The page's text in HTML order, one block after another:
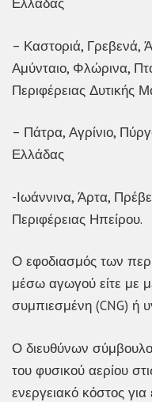
– Καστοριά, Γρεβενά,
Αμύνταιο, Φλώρινα,
Περιφέρειας Δυτικής
– Πάτρα, Αγρίνιο,
Ελλάδας
-Ιωάννινα, Άρτα,
Περιφέρειας Ηπείρου.
Ο εφοδιασμός των
μέσω αγωγού είτε με
συμπιεσμένη (CNG) ή
Ο διευθύνων
του φυσικού αερίου
ενεργειακό κόστος για